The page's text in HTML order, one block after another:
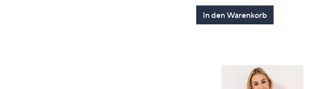
von
5
Bewertungen
In den Warenkorb